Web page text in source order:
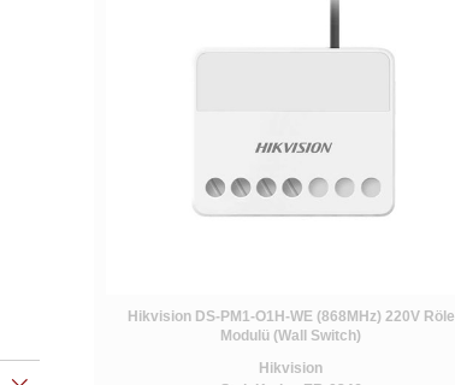
Hikvision DS-PM1-O1H-WE (868MHz) 220V Röle
Modulü (Wall Switch)
Hikvision